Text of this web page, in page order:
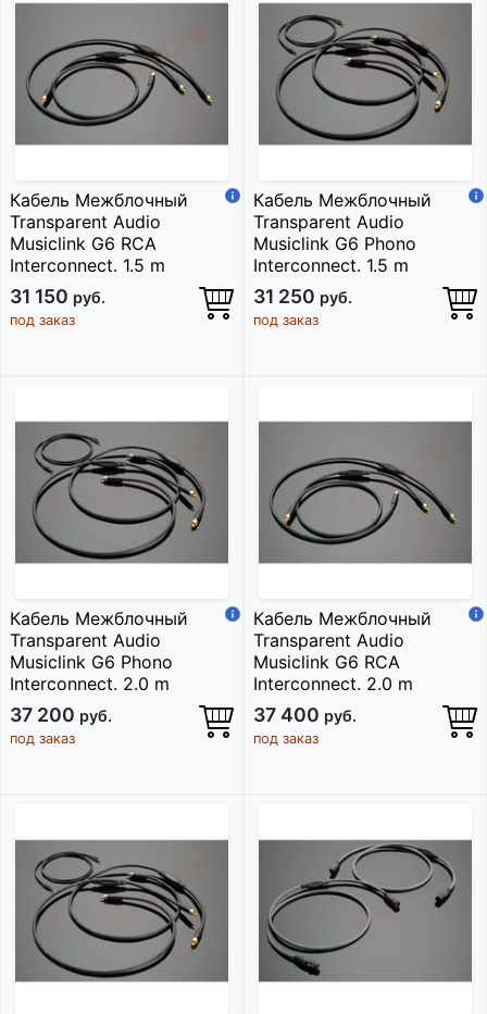
Кабель Межблочный
Transparent Audio
Musiclink G6 RCA
Interconnect. 1.5 m
31 150 руб.
под заказ
Кабель Межблочный
Transparent Audio
Musiclink G6 Phono
Interconnect. 1.5 m
31 250 руб.
под заказ
Кабель Межблочный
Transparent Audio
Musiclink G6 Phono
Interconnect. 2.0 m
37 200 руб.
под заказ
Кабель Межблочный
Transparent Audio
Musiclink G6 RCA
Interconnect. 2.0 m
37 400 руб.
под заказ